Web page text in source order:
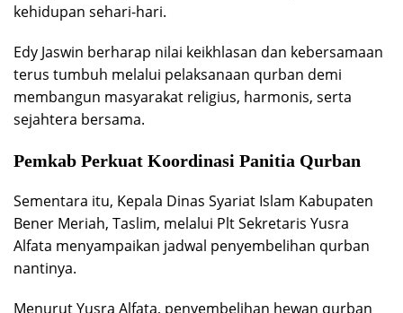
kehidupan sehari-hari.
Edy Jaswin berharap nilai keikhlasan dan kebersamaan
terus tumbuh melalui pelaksanaan qurban demi
membangun masyarakat religius, harmonis, serta
sejahtera bersama.
Pemkab Perkuat Koordinasi Panitia Qurban
Sementara itu, Kepala Dinas Syariat Islam Kabupaten
Bener Meriah, Taslim, melalui Plt Sekretaris Yusra
Alfata menyampaikan jadwal penyembelihan qurban
nantinya.
Menurut Yusra Alfata, penyembelihan hewan qurban